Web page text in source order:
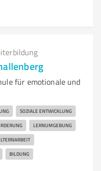
für emotionale und
SOZIALE ENTWICKLUNG
LERNUMGEBUNG
BILDUNG